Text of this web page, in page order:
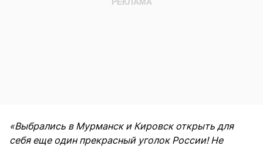
«Выбрались в Мурманск и Кировск открыть для
себя еще один прекрасный уголок России! Не